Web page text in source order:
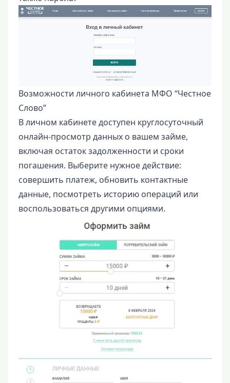
Возможности личного кабинета МФО “Честное
Слово”
В личном кабинете доступен круглосуточный
онлайн-просмотр данных о вашем займе,
включая остаток задолженности и сроки
погашения. Выберите нужное действие:
совершить платеж, обновить контактные
данные, посмотреть историю операций или
воспользоваться другими опциями.